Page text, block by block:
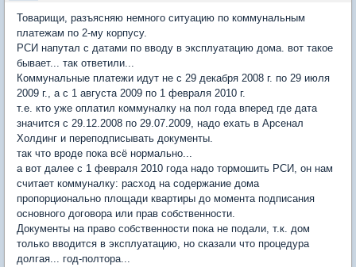
Товарищи, разъясняю немного ситуацию по коммунальным
платежам по 2-му корпусу.
РСИ напутал с датами по вводу в эксплуатацию дома. вот такое
бывает... так ответили...
Коммунальные платежи идут не с 29 декабря 2008 г. по 29 июля
2009 г., а с 1 августа 2009 по 1 февраля 2010 г.
т.е. кто уже оплатил коммуналку на пол года вперед где дата
значится с 29.12.2008 по 29.07.2009, надо ехать в Арсенал
Холдинг и переподписывать документы.
так что вроде пока всё нормально...
а вот далее с 1 февраля 2010 года надо тормошить РСИ, он нам
считает коммуналку: расход на содержание дома
пропорционально площади квартиры до момента подписания
основного договора или прав собственности.
Документы на право собственности пока не подали, т.к. дом
только вводится в эксплуатацию, но сказали что процедура
долгая... год-полтора...